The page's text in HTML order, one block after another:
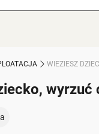
WIEZIESZ
wyrzuć